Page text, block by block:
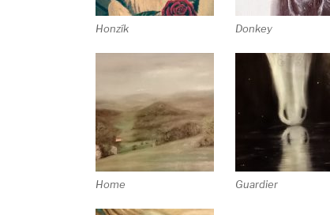
Honzík Donkey
Home Guardier